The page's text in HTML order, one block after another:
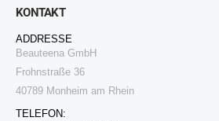
KONTAKT
ADDRESSE
Beauteena GmbH
Frohnstraße 36
40789 Monheim am Rhein
TELEFON: